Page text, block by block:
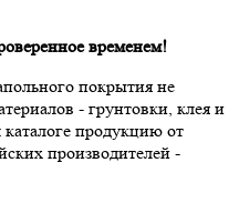
временем!
покрытия не
- грунтовки, клея и
продукцию от
производителей -